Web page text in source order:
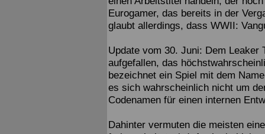
Eurogamer, das bereits in der
glaubt allerdings, dass WWII:
Update vom 30. Juni: Dem Leaker
aufgefallen, das
bezeichnet ein Spiel mit dem
es sich wahrscheinlich nicht um
Codenamen für einen internen
Dahinter vermuten die meisten